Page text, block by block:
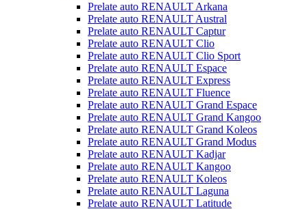
Prelate auto RENAULT Arkana
Prelate auto RENAULT Austral
Prelate auto RENAULT Captur
Prelate auto RENAULT Clio
Prelate auto RENAULT Clio Sport
Prelate auto RENAULT Espace
Prelate auto RENAULT Express
Prelate auto RENAULT Fluence
Prelate auto RENAULT Grand Espace
Prelate auto RENAULT Grand Kangoo
Prelate auto RENAULT Grand Koleos
Prelate auto RENAULT Grand Modus
Prelate auto RENAULT Kadjar
Prelate auto RENAULT Kangoo
Prelate auto RENAULT Koleos
Prelate auto RENAULT Laguna
Prelate auto RENAULT Latitude